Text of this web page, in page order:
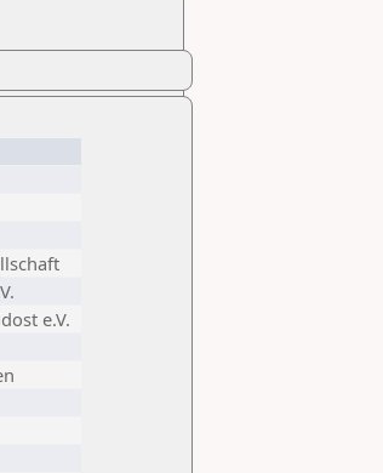
e.V.